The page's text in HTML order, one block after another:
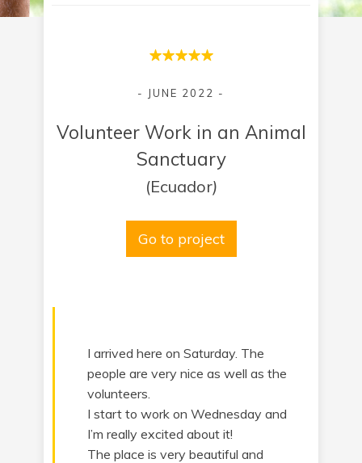
- JUNE 2022 -
Volunteer Work in an Animal
Sanctuary
(Ecuador)
Go to project
I arrived here on Saturday. The
people are very nice as well as the
volunteers.
I start to work on Wednesday and
I’m really excited about it!
The place is very beautiful and